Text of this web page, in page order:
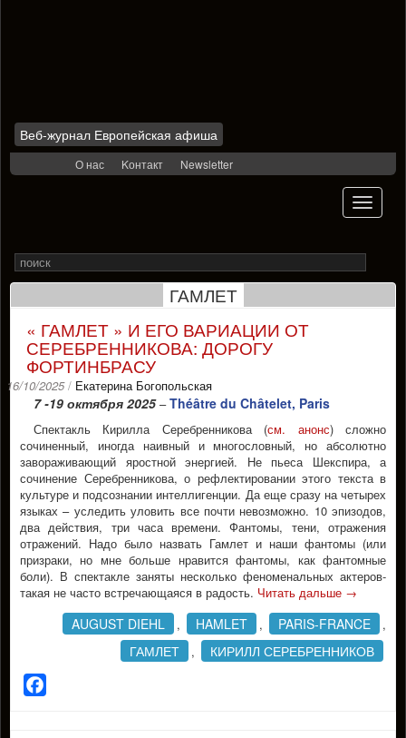
Веб-журнал Европейская афиша
О нас Kонтакт Newsletter
Toggle
Search
for
ГАМЛЕТ
« ГАМЛЕТ » И ЕГО ВАРИАЦИИ ОТ
СЕРЕБРЕННИКОВА: ДОРОГУ
ФОРТИНБРАСУ
16/10/2025 / Екатерина Богопольская
7 -19 октября 2025–Théâtre du Châtelet, Paris
Спектакль Кирилла Серебренникова (см. анонс) сложно
сочиненный, иногда наивный и многословный, но абсолютно
завораживающий яростной энергией. Не пьеса Шекспира, а
сочинение Серебренникова, о рефлектировании этого текста в
культуре и подсознании интеллигенции. Да еще сразу на четырех
языках – уследить уловить все почти невозможно. 10 эпизодов,
два действия, три часа времени. Фантомы, тени, отражения
отражений. Надо было назвать Гамлет и наши фантомы (или
призраки, но мне больше нравится фантомы, как фантомные
боли). В спектакле заняты несколько феноменальных актеров-
такая не часто встречающаяся в радость. Читать дальше →
AUGUST DIEHL , HAMLET , PARIS-FRANCE ,
ГАМЛЕТ , КИРИЛЛ СЕРЕБРЕННИКОВ